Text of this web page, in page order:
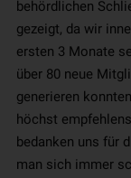
behördlichen
gezeigt, da wir
ersten 3 Monate
über 80 neue
generieren
höchst
bedanken uns für
man sich immer